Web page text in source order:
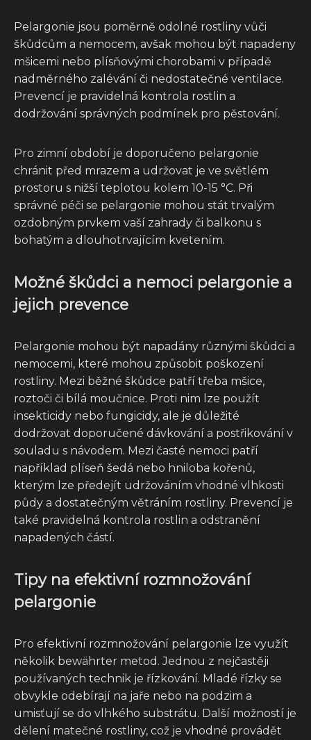
Pelargonie jsou poměrně odolné rostliny vůči
škůdcům a nemocem, avšak mohou být napadeny
mšicemi nebo plísňovými chorobami v případě
nadměrného zalévání či nedostatečné ventilace.
Prevencí je pravidelná kontrola rostlin a
dodržování správných podmínek pro pěstování.
Pro zimní období je doporučeno pelargonie
chránit před mrazem a udržovat je ve světlém
prostoru s nižší teplotou kolem 10-15 °C. Při
správné péči se pelargonie mohou stát trvalým
ozdobným prvkem vaší zahrady či balkonu s
bohatým a dlouhotrvajícím kvetením.
Možné škůdci a nemoci pelargonie a
jejich prevence
Pelargonie mohou být napadány různými škůdci a
nemocemi, které mohou způsobit poškození
rostliny. Mezi běžné škůdce patří třeba mšice,
roztoči či bílá moučnice. Proti nim lze použít
insekticidy nebo fungicidy, ale je důležité
dodržovat doporučené dávkování a postřikování v
souladu s návodem. Mezi časté nemoci patří
například plíseň šedá nebo hniloba kořenů,
kterým lze předejít udržováním vhodné vlhkosti
půdy a dostatečným větráním rostliny. Prevencí je
také pravidelná kontrola rostlin a odstranění
napadených částí.
Tipy na efektivní rozmnožování
pelargonie
Pro efektivní rozmnožování pelargonie lze využít
několik bewährter metod. Jednou z nejčastěji
používaných technik je řízkování. Mladé řízky se
obvykle odebírají na jaře nebo na podzim a
umisťují se do vlhkého substrátu. Další možností je
dělení matečné rostliny, což je vhodné provádět